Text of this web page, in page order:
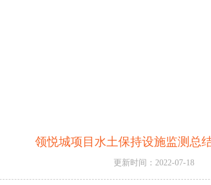
领悦城项目水土保持设施监测总
更新时间：2022-07-18